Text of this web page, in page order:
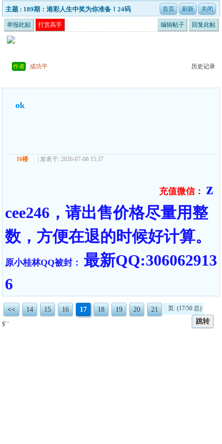
主题 : 189期：港彩人生中奖为你准备！24码
举报此贴 打赏高手 编辑帖子 回复此帖
作者 成功平 历史记录
ok
16楼 | 发表于: 2026-07-08 15:37
充值微信：
z
cee246，请出售价格尽量用整
数，方便在退的时候好计算。
原小桂林QQ被封： 最新QQ:306062913
6
<< 14 15 16 17 18 19 20 21 页: (17/50 总)
跳转
$' '